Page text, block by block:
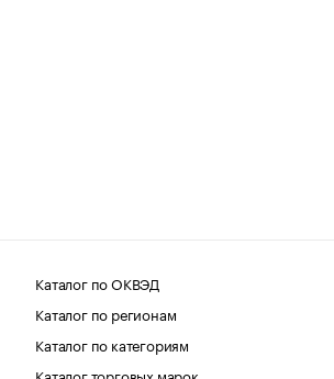
Каталог по ОКВЭД
Каталог по регионам
Каталог по категориям
Каталог торговых марок